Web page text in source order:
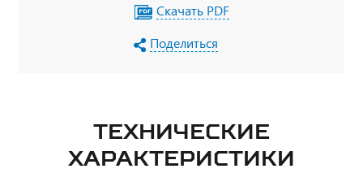
Скачать PDF
Поделиться
ТЕХНИЧЕСКИЕ
ХАРАКТЕРИСТИКИ